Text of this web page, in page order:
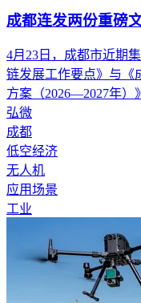
成都连发两份重磅
4月23日，成都市近期
链发展工作要点》与《
方案（2026—2027年）
弘微
成都
低空经济
无人机
应用场景
工业